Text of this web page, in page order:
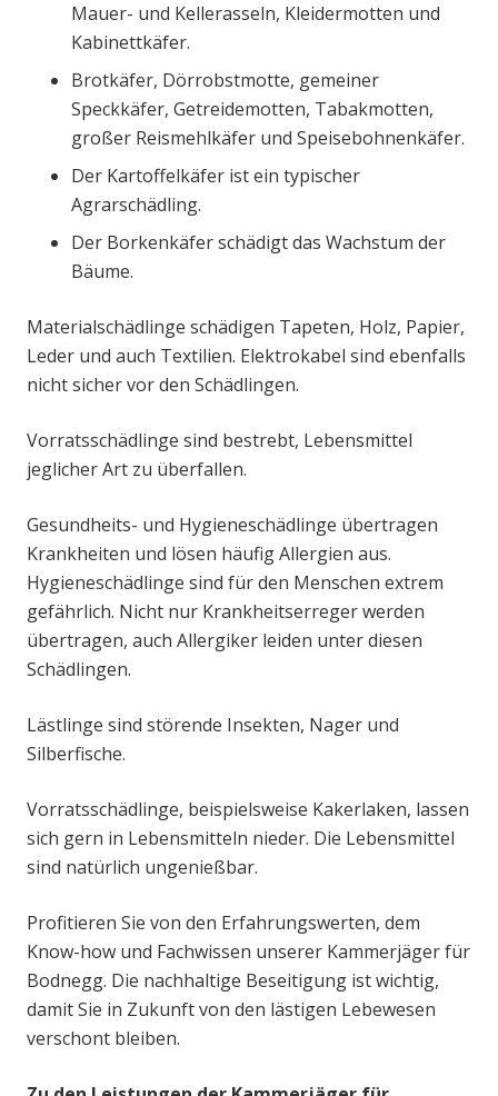
Mauer- und Kellerasseln, Kleidermotten und
Kabinettkäfer.
Brotkäfer, Dörrobstmotte, gemeiner
Speckkäfer, Getreidemotten, Tabakmotten,
großer Reismehlkäfer und Speisebohnenkäfer.
Der Kartoffelkäfer ist ein typischer
Agrarschädling.
Der Borkenkäfer schädigt das Wachstum der
Bäume.
Materialschädlinge schädigen Tapeten, Holz, Papier,
Leder und auch Textilien. Elektrokabel sind ebenfalls
nicht sicher vor den Schädlingen.
Vorratsschädlinge sind bestrebt, Lebensmittel
jeglicher Art zu überfallen.
Gesundheits- und Hygieneschädlinge übertragen
Krankheiten und lösen häufig Allergien aus.
Hygieneschädlinge sind für den Menschen extrem
gefährlich. Nicht nur Krankheitserreger werden
übertragen, auch Allergiker leiden unter diesen
Schädlingen.
Lästlinge sind störende Insekten, Nager und
Silberfische.
Vorratsschädlinge, beispielsweise Kakerlaken, lassen
sich gern in Lebensmitteln nieder. Die Lebensmittel
sind natürlich ungenießbar.
Profitieren Sie von den Erfahrungswerten, dem
Know-how und Fachwissen unserer Kammerjäger für
Bodnegg. Die nachhaltige Beseitigung ist wichtig,
damit Sie in Zukunft von den lästigen Lebewesen
verschont bleiben.